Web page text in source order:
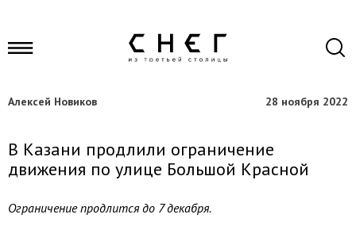
Алексей Новиков 28 ноября 2022
В Казани продлили ограничение
движения по улице Большой Красной
Ограничение продлится до 7 декабря.